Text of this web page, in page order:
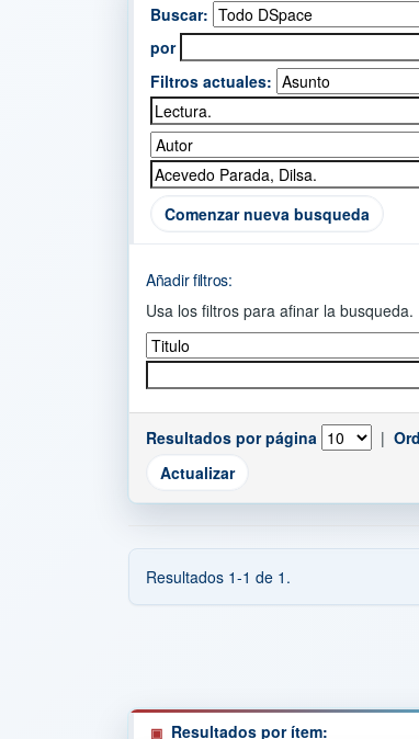
Buscar:
por
Filtros actuales:
Comenzar nueva busqueda
Añadir filtros:
Usa los filtros para afinar la busqueda.
Resultados por página |
Resultados 1-1 de 1.
Resultados por ítem: